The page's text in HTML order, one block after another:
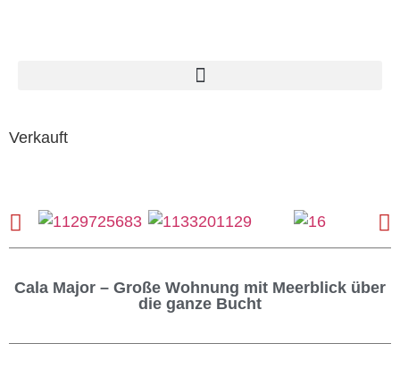
Verkauft
Cala Major – Große Wohnung mit Meerblick über
die ganze Bucht